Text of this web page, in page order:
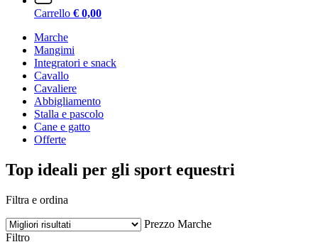
Carrello € 0,00
Marche
Mangimi
Integratori e snack
Cavallo
Cavaliere
Abbigliamento
Stalla e pascolo
Cane e gatto
Offerte
Top ideali per gli sport equestri
Filtra e ordina
Prezzo Marche
Filtro